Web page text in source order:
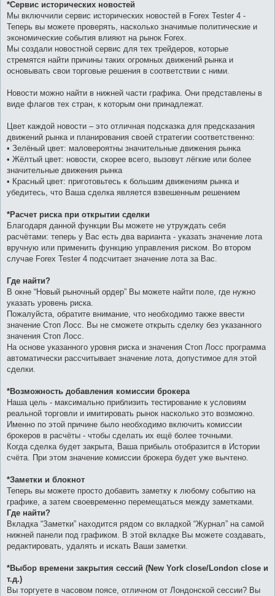
*Сервис исторических новостей
Мы включчили сервис исторических новостей в Forex Tester 4 -
Теперь вы можете проверять, насколько значимые политические и
экономические события влияют на рынок Forex.
Мы создали новостной сервис для тех трейдеров, которые
стремятся найти причины таких огромных движений рынка и
основывать свои торговые решения в соответствии с ними.
Новости можно найти в нижней части графика. Они представлены в
виде флагов тех стран, к которым они принадлежат.
Цвет каждой новости – это отличная подсказка для предсказания
движений рынка и планирования своей стратегии соответственно:
• Зелёный цвет: маловероятны значительные движения рынка
• Жёлтый цвет: новости, скорее всего, вызовут лёгкие или более
значительные движения рынка
• Красный цвет: приготовьтесь к большим движениям рынка и
убедитесь, что Ваша сделка является взвешенным решением
*Расчет риска при открытии сделки
Благодаря данной функции Вы можете не утруждать себя
расчётами: теперь у Вас есть два варианта - указать значение лота
вручную или применить функцию управления риском. Во втором
случае Forex Tester 4 подсчитает значение лота за Вас.
Где найти?
В окне “Новый рыночный ордер” Вы можете найти поле, где нужно
указать уровень риска.
Пожалуйста, обратите внимание, что необходимо также ввести
значение Стоп Лосс. Вы не сможете открыть сделку без указанного
значения Стоп Лосс.
На основе указанного уровня риска и значения Стоп Лосс программа
автоматически рассчитывает значение лота, допустимое для этой
сделки.
*Возможность добавления комиссии брокера
Наша цель - максимально приблизить тестирование к условиям
реальной торговли и имитировать рынок насколько это возможно.
Именно по этой причине было необходимо включить комиссии
брокеров в расчёты - чтобы сделать их ещё более точными.
Когда сделка будет закрыта, Ваша прибыль отобразится в Истории
счёта. При этом значение комиссии брокера будет уже вычтено.
*Заметки и блокнот
Теперь вы можете просто добавить заметку к любому событию на
графике, а затем своевременно перемещаться между заметками.
Где найти?
Вкладка “Заметки” находится рядом со вкладкой “Журнал” на самой
нижней панели под графиком. В этой вкладке Вы можете создавать,
редактировать, удалять и искать Ваши заметки.
*Выбор времени закрытия сессий (New York close/London close и
т.д.)
Вы торгуете в часовом поясе, отличном от Лондонской сессии? Вы